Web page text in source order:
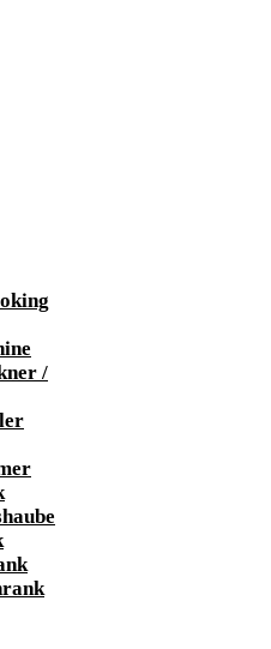
/